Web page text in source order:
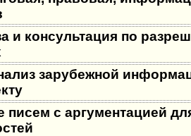
и консультация по
зарубежной
писем с аргументацией